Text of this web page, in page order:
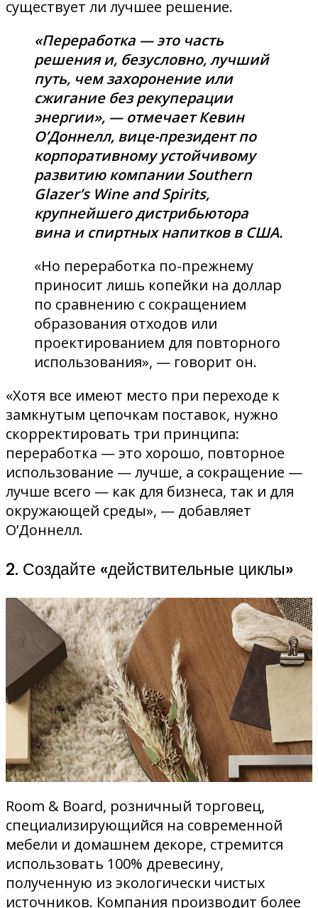
существует ли лучшее решение.
«Переработка — это часть
решения и, безусловно, лучший
путь, чем захоронение или
сжигание без рекуперации
энергии», — отмечает Кевин
О’Доннелл, вице-президент по
корпоративному устойчивому
развитию компании Southern
Glazer’s Wine and Spirits,
крупнейшего дистрибьютора
вина и спиртных напитков в США.
«Но переработка по-прежнему
приносит лишь копейки на доллар
по сравнению с сокращением
образования отходов или
проектированием для повторного
использования», — говорит он.
«Хотя все имеют место при переходе к
замкнутым цепочкам поставок, нужно
скорректировать три принципа:
переработка — это хорошо, повторное
использование — лучше, а сокращение —
лучше всего — как для бизнеса, так и для
окружающей среды», — добавляет
О’Доннелл.
2. Создайте «действительные циклы»
Room & Board, розничный торговец,
специализирующийся на современной
мебели и домашнем декоре, стремится
использовать 100% древесину,
полученную из экологически чистых
источников. Компания производит более